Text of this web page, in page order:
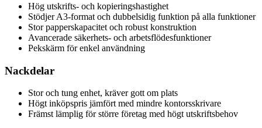
Hög utskrifts- och kopieringshastighet
Stödjer A3-format och dubbelsidig funktion på alla funktioner
Stor papperskapacitet och robust konstruktion
Avancerade säkerhets- och arbetsflödesfunktioner
Pekskärm för enkel användning
Nackdelar
Stor och tung enhet, kräver gott om plats
Högt inköpspris jämfört med mindre kontorsskrivare
Främst lämplig för större företag med högt utskriftsbehov